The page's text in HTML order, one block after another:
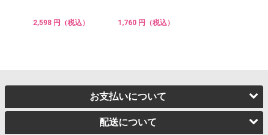
2,598 円（税込） 1,760 円（税込）
お支払いについて
配送について